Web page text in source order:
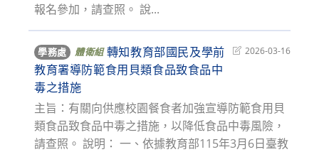
報名參加，請查照。 說...
學務處 體衛組 轉知教育部國民及學前
教育署導防範食用貝類食品致食品中
毒之措施
Post2026-03-16
主旨：有關向供應校園餐食者加強宣導防範食用貝
類食品致食品中毒之措施，以降低食品中毒風險，
請查照。 說明： 一、依據教育部115年3月6日臺教